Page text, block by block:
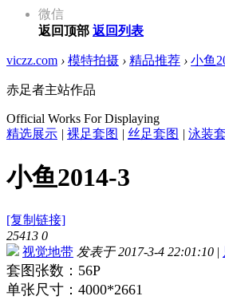
微信
返回顶部 返回列表
viczz.com › 模特拍摄 › 精品推荐 › 小鱼
赤足者主站作品
Official Works For Displaying
精选展示 | 裸足套图 | 丝足套图 | 泳装
小鱼2014-3
[复制链接]
25413 0
视觉地带 发表于 2017-3-4 22:01:10 |
套图张数：56P
单张尺寸：4000*2661